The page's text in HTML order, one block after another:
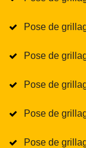
Pose de
Pose de
Pose de
Pose de
Pose de